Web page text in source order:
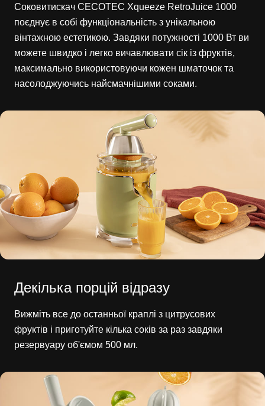
Соковитискач CECOTEC Xqueeze RetroJuice 1000
поєднує в собі функціональність з унікальною
вінтажною естетикою. Завдяки потужності 1000 Вт ви
можете швидко і легко вичавлювати сік із фруктів,
максимально використовуючи кожен шматочок та
насолоджуючись найсмачнішими соками.
Декілька порцій відразу
Вижміть все до останньої краплі з цитрусових
фруктів і приготуйте кілька соків за раз завдяки
резервуару об'ємом 500 мл.